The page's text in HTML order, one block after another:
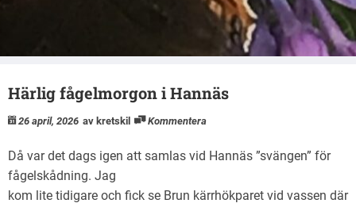
Dokument
Härlig fågelmorgon i Hannäs
26 april, 2026 av kretskil Kommentera
Då var det dags igen att samlas vid Hannäs ”svängen” för
fågelskådning. Jag
kom lite tidigare och fick se Brun kärrhökparet vid vassen där